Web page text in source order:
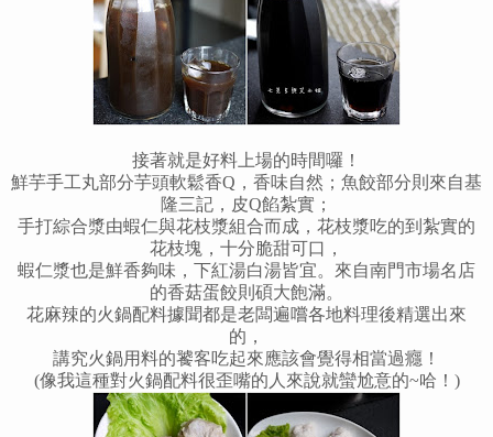
接著就是好料上場的時間囉 ！
鮮芋手工丸部分芋頭軟鬆香Q，香味自然；魚餃部分則來自基
隆三記，皮Q餡紮實；
手打綜合漿由蝦仁與花枝漿組合而成，花枝漿吃的到紮實的
花枝塊，十分脆甜可口，
蝦仁漿也是鮮香夠味，下紅湯白湯皆宜。來自南門市場名店
的香菇蛋餃則碩大飽滿。
花麻辣的火鍋配料據聞都是老闆遍嚐各地料理後精選出來
的，
講究火鍋用料的饕客吃起來應該會覺得相當過癮 ！
(像我這種對火鍋配料很歪嘴的人來說就蠻尬意的~哈 ！ )